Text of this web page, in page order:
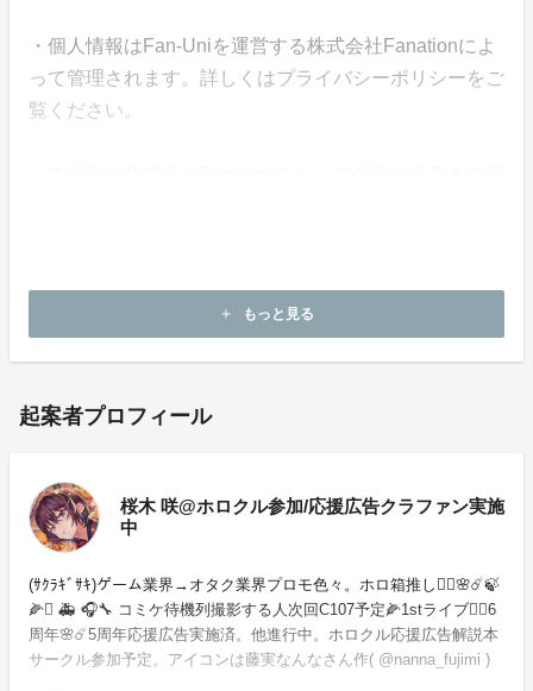
・個人情報はFan-Uniを運営する株式会社Fanationによ
って管理されます。詳しくはプライバシーポリシーをご
覧ください。
所等へのお問い合わせはご遠慮願います。
add もっと見る
起案者プロフィール
桜木 咲@ホロクル参加/応援広告クラファン実施
中
(ｻｸﾗｷﾞｻｷ)ゲーム業界→オタク業界プロモ色々。ホロ箱推し🏴‍☠️🌸☄️🍃
🌽⚒️ 🚑 🎧🔧 コミケ待機列撮影する人次回C107予定🌽1stライブ🏴‍☠️6
周年🌸☄️5周年応援広告実施済。他進行中。ホロクル応援広告解説本
サークル参加予定。アイコンは藤実なんなさん作( @nanna_fujimi )